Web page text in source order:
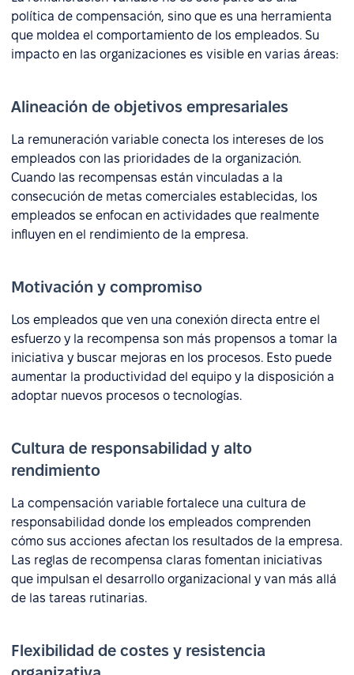
política de compensación, sino que es una herramienta
que moldea el comportamiento de los empleados. Su
impacto en las organizaciones es visible en varias áreas:
Alineación de objetivos empresariales
La remuneración variable conecta los intereses de los
empleados con las prioridades de la organización.
Cuando las recompensas están vinculadas a la
consecución de metas comerciales establecidas, los
empleados se enfocan en actividades que realmente
influyen en el rendimiento de la empresa.
Motivación y compromiso
Los empleados que ven una conexión directa entre el
esfuerzo y la recompensa son más propensos a tomar la
iniciativa y buscar mejoras en los procesos. Esto puede
aumentar la productividad del equipo y la disposición a
adoptar nuevos procesos o tecnologías.
Cultura de responsabilidad y alto
rendimiento
La compensación variable fortalece una cultura de
responsabilidad donde los empleados comprenden
cómo sus acciones afectan los resultados de la empresa.
Las reglas de recompensa claras fomentan iniciativas
que impulsan el desarrollo organizacional y van más allá
de las tareas rutinarias.
Flexibilidad de costes y resistencia